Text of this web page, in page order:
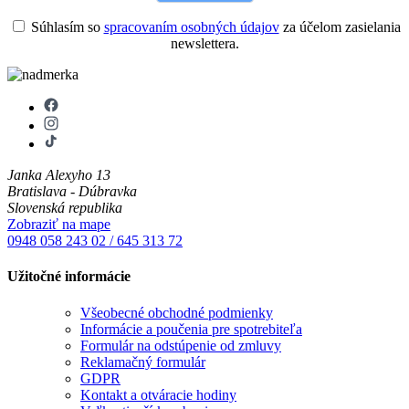
Súhlasím so spracovaním osobných údajovza účelom zasielania
newslettera.
Janka Alexyho 13
Bratislava - Dúbravka
Slovenská republika
Zobraziť na mape
0948 058 243 02 / 645 313 72
Užitočné informácie
Všeobecné obchodné podmienky
Informácie a poučenia pre spotrebiteľa
Formulár na odstúpenie od zmluvy
Reklamačný formulár
GDPR
Kontakt a otváracie hodiny